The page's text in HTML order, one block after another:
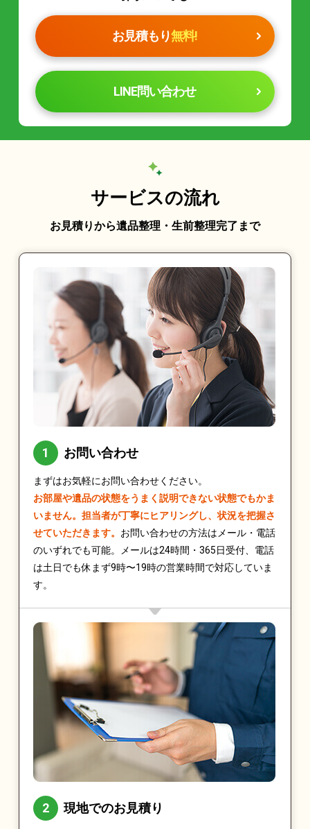
お見積もり無料!
LINE問い合わせ
サービスの流れ
お見積りから遺品整理・生前整理完了まで
お問い合わせ
まずはお気軽にお問い合わせください。
お部屋や遺品の状態をうまく説明できない状態でもかま
いません。担当者が丁寧にヒアリングし、状況を把握さ
せていただきます。 お問い合わせの方法はメール・電話
のいずれでも可能。メールは24時間・365日受付、電話
は土日でも休まず9時〜19時の営業時間で対応していま
す。
現地でのお見積り